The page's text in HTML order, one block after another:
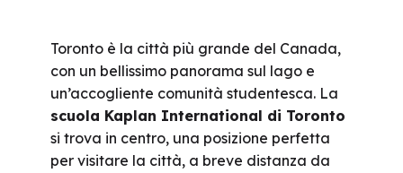
Toronto è la città più grande del Canada,
con un bellissimo panorama sul lago e
un’accogliente comunità studentesca. La
scuola Kaplan International di Toronto
si trova in centro, una posizione perfetta
per visitare la città, a breve distanza da